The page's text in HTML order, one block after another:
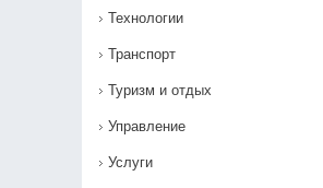
Технологии
Транспорт
Туризм и отдых
Управление
Услуги